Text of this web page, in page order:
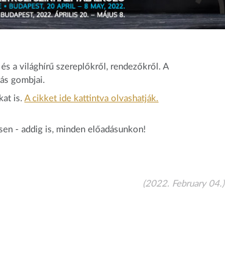
a világhírű szereplőkről, rendezőkről. A
gombjai.
is. A cikket ide kattintva olvashatják.
- addig is, minden előadásunkon!
(2022. February 04.)